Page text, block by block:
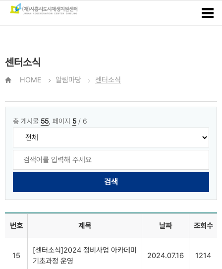
센터소식
HOME 알림마당 센터소식
총 게시물 55 , 페이지 5 / 6
검색
번호 제목 날짜 조회수
15
[센터소식]2024 정비사업 아카데미
기초과정 운영
2024.07.16 1214